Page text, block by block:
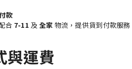
款
合 7-11 及 全家 物流，提供貨到付款服
與運費